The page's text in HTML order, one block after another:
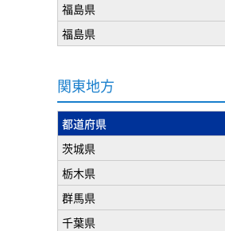
福島県
福島県
関東地方
都道府県
茨城県
栃木県
群馬県
千葉県